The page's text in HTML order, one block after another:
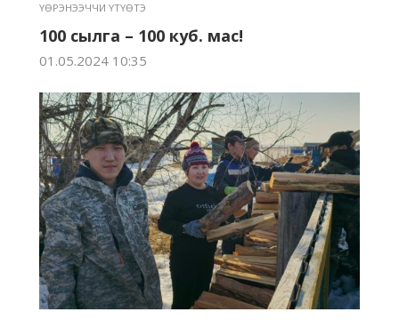
ҮӨРЭНЭЭЧЧИ ҮТҮӨТЭ
100 сылга – 100 куб. мас!
01.05.2024 10:35